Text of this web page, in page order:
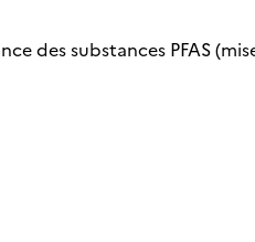
des substances PFAS